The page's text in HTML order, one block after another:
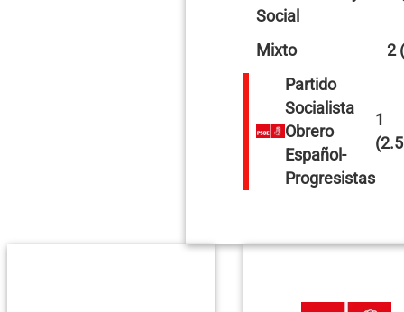
Social
Mixto
2
Partido
Socialista
Obrero
Español-
Progresistas
1